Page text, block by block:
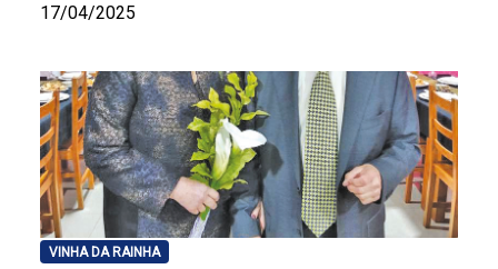
17/04/2025
VINHA DA RAINHA